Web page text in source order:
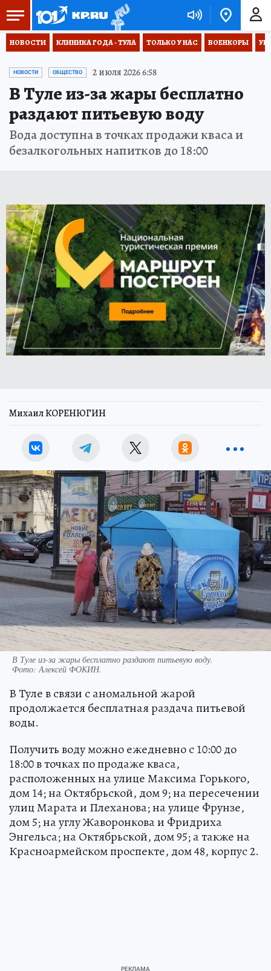
НОВОСТИ КЛИНИКА ГОДА - ТУЛА ТОЛЬКО У НАС ВОЕНКОРЫ
НОВОСТИ ОБЩЕСТВО 2 июля 2026 6:58
В Туле из-за жары бесплатно
раздают питьевую воду
Вода доступна в точках продажи кваса и
безалкогольных напитков до 18:00
Михаил КОРЕНЮГИН
В Туле из-за жары бесплатно раздают питьевую воду.
Фото: Алексей ФОКИН.
В Туле в связи с аномальной жарой
продолжается бесплатная раздача питьевой
воды.
Получить воду можно ежедневно с 10:00 до
18:00 в точках по продаже кваса,
расположенных на улице Максима Горького,
дом 14; на Октябрьской, дом 9; на пересечении
улиц Марата и Плеханова; на улице Фрунзе,
дом 5; на углу Жаворонкова и Фридриха
Энгельса; на Октябрьской, дом 95; а также на
Красноармейском проспекте, дом 48, корпус 2.